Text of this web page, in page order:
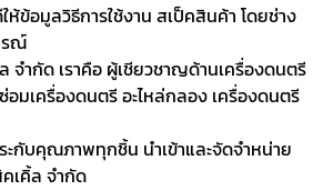
ข้อมูลวิธีการใช้งาน สเป็คสินค้า โดยช่าง
รณ์
จำกัด เราคือ ผู้เชียวชาญด้านเครื่องดนตรี
อมเครื่องดนตรี อะไหล่กลอง เครื่องดนตรี
ะกับคุณภาพทุกชิ้น นำเข้าและจัดจำหน่าย
เคิ้ล จำกัด